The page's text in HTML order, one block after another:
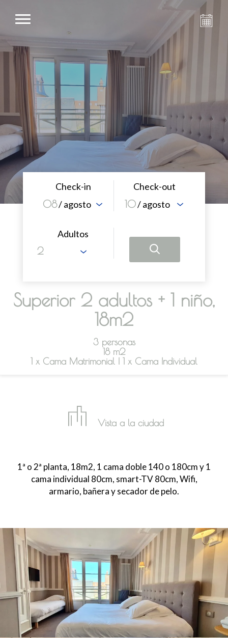
Check-in
08/ agosto
Check-out
10/ agosto
Adultos
Superior 2 adultos + 1 niño,
18m2
3 personas
18 m2
1 x Cama Matrimonial
1 x Cama Individual
Vista a la ciudad
1ª o 2ª planta, 18m2, 1 cama doble 140 o 180cm y 1
cama individual 80cm, smart-TV 80cm, Wifi,
armario, bañera y secador de pelo.